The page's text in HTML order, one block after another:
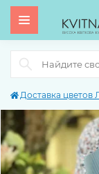
Доставка цветов